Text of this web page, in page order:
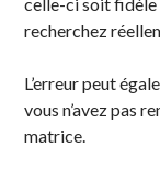
recherchez
L’erreur peut
vous n’avez pas
matrice.